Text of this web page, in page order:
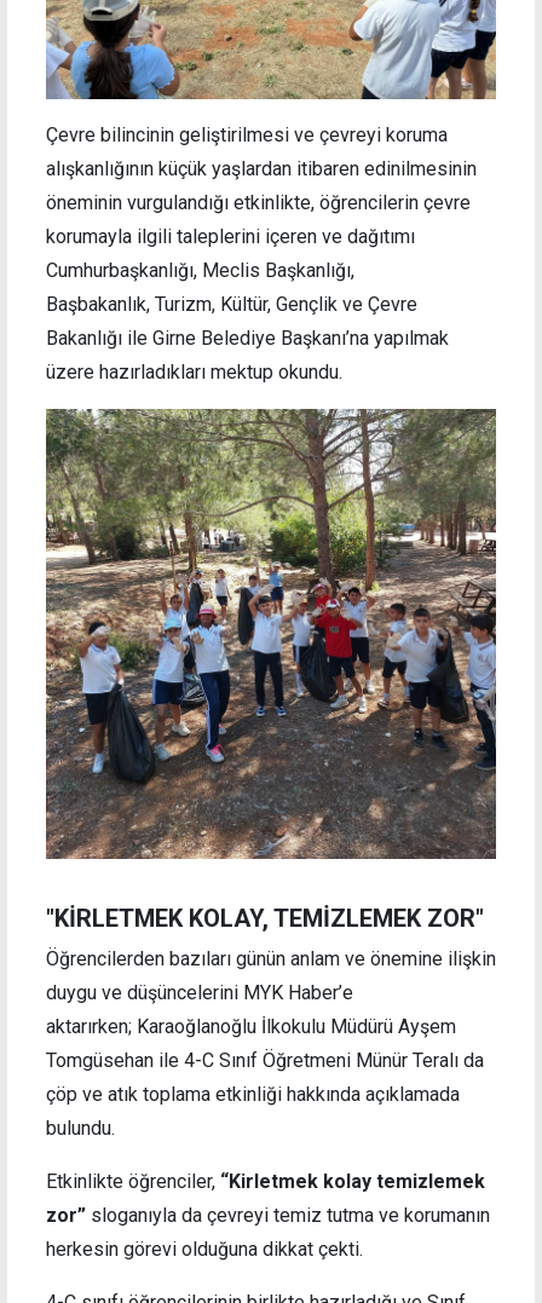
Çevre bilincinin geliştirilmesi ve çevreyi koruma
alışkanlığının küçük yaşlardan itibaren edinilmesinin
öneminin vurgulandığı etkinlikte, öğrencilerin çevre
korumayla ilgili taleplerini içeren ve dağıtımı
Cumhurbaşkanlığı, Meclis Başkanlığı,
Başbakanlık, Turizm, Kültür, Gençlik ve Çevre
Bakanlığı ile Girne Belediye Başkanı’na yapılmak
üzere hazırladıkları mektup okundu.
"KİRLETMEK KOLAY, TEMİZLEMEK ZOR"
Öğrencilerden bazıları günün anlam ve önemine ilişkin
duygu ve düşüncelerini MYK Haber’e
aktarırken; Karaoğlanoğlu İlkokulu Müdürü Ayşem
Tomgüsehan ile 4-C Sınıf Öğretmeni Münür Teralı da
çöp ve atık toplama etkinliği hakkında açıklamada
bulundu.
Etkinlikte öğrenciler, “Kirletmek kolay temizlemek
zor” sloganıyla da çevreyi temiz tutma ve korumanın
herkesin görevi olduğuna dikkat çekti.